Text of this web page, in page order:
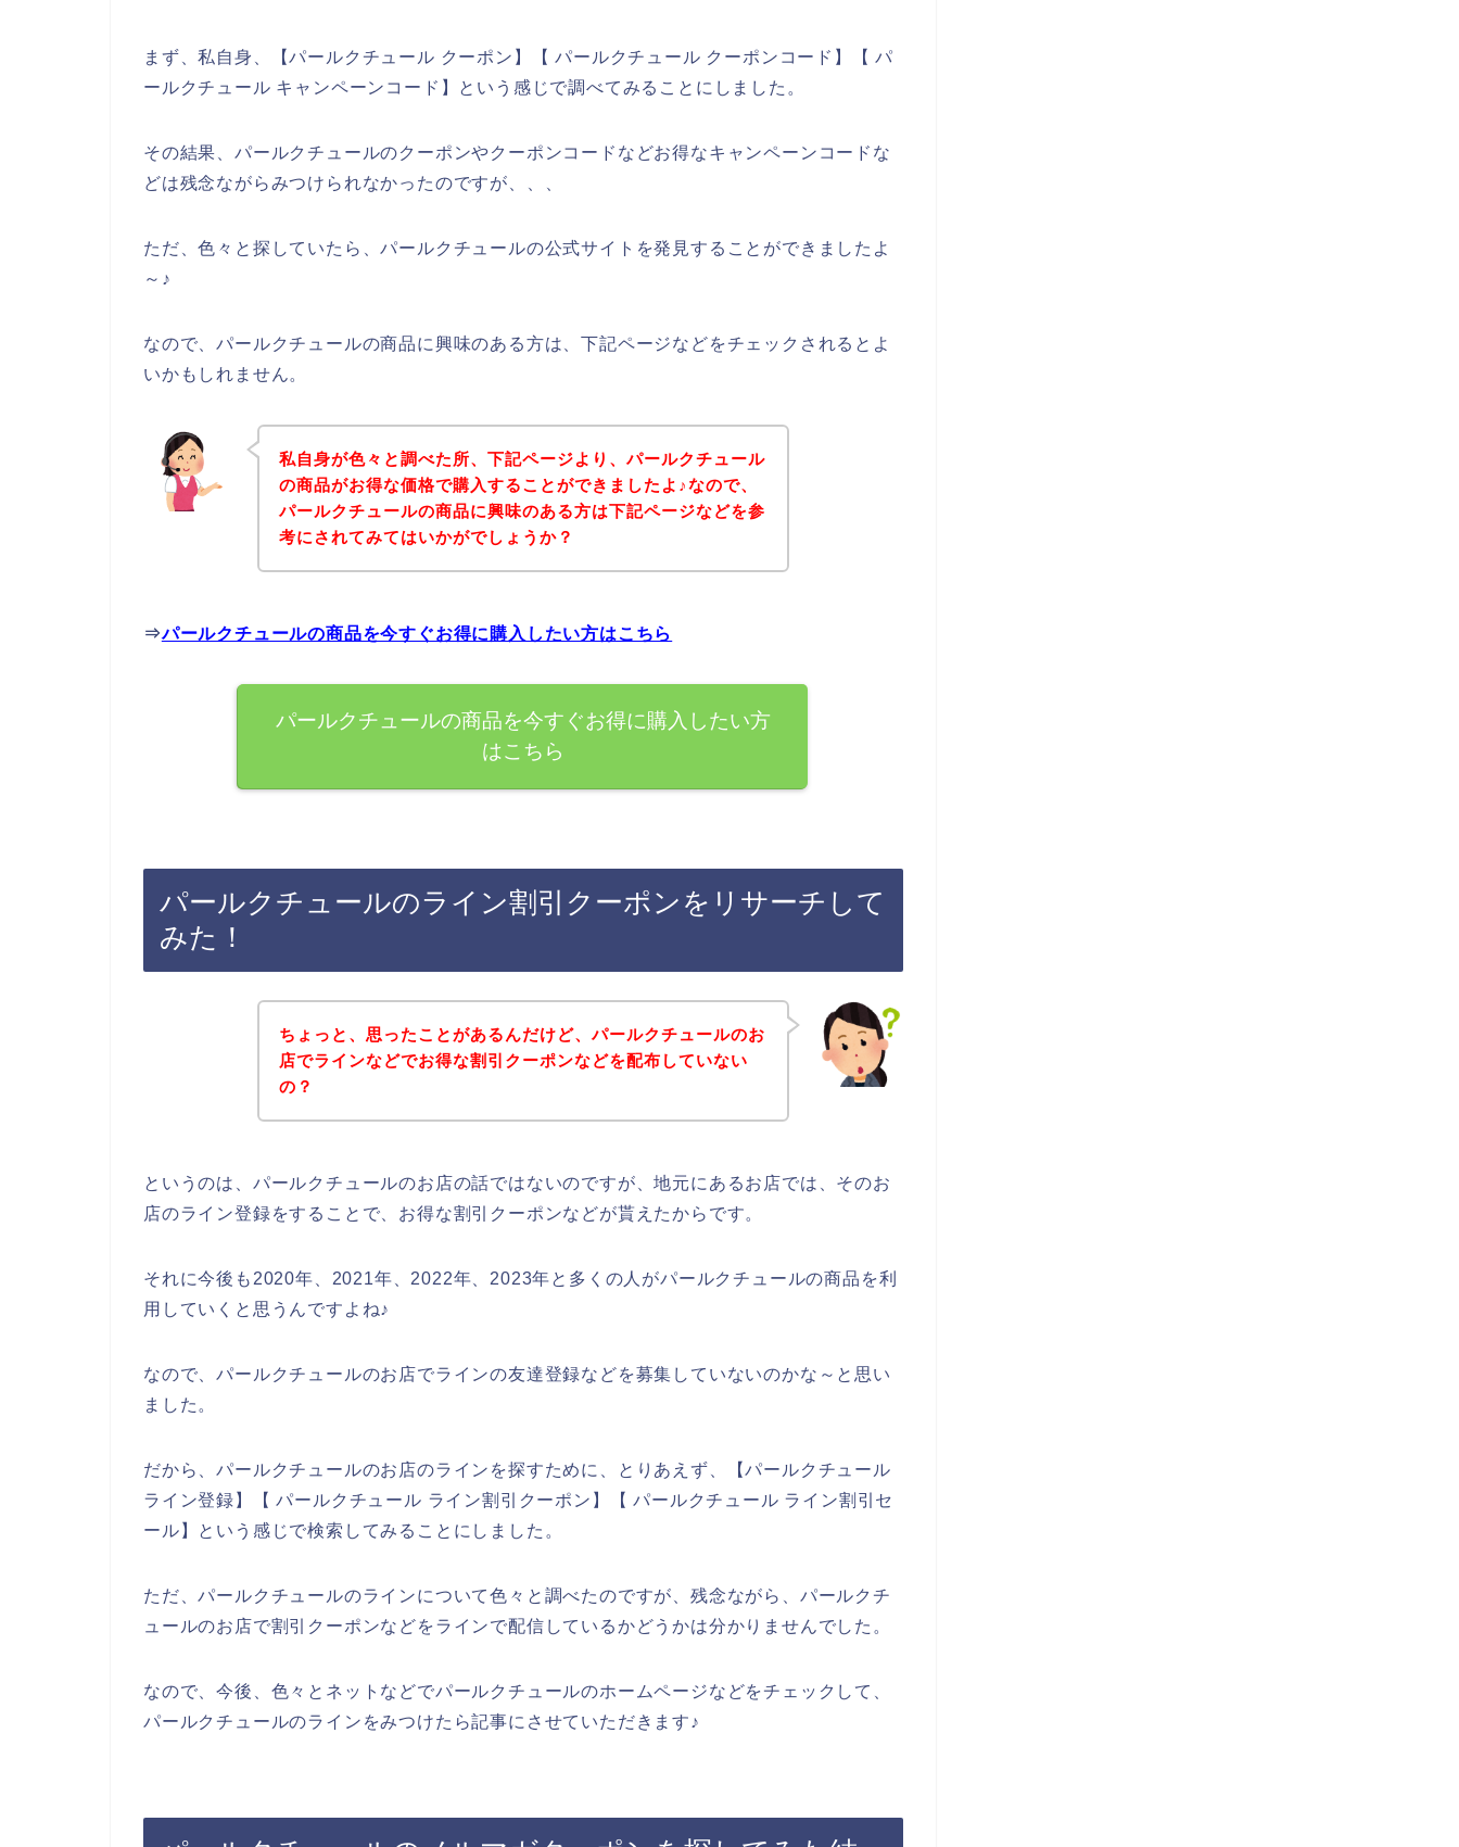
まず、私自身、【パールクチュール クーポン】【 パールクチュール クーポンコード】【 パ
ールクチュール キャンペーンコード】という感じで調べてみることにしました。
その結果、パールクチュールのクーポンやクーポンコードなどお得なキャンペーンコードな
どは残念ながらみつけられなかったのですが、、、
ただ、色々と探していたら、パールクチュールの公式サイトを発見することができましたよ
～♪
なので、パールクチュールの商品に興味のある方は、下記ページなどをチェックされるとよ
いかもしれません。
私自身が色々と調べた所、下記ページより、パールクチュール
の商品がお得な価格で購入することができましたよ♪なので、
パールクチュールの商品に興味のある方は下記ページなどを参
考にされてみてはいかがでしょうか？
⇒パールクチュールの商品を今すぐお得に購入したい方はこちら
パールクチュールの商品を今すぐお得に購入したい方
はこちら
パールクチュールのライン割引クーポンをリサーチして
みた！
ちょっと、思ったことがあるんだけど、パールクチュールのお
店でラインなどでお得な割引クーポンなどを配布していない
の？
というのは、パールクチュールのお店の話ではないのですが、地元にあるお店では、そのお
店のライン登録をすることで、お得な割引クーポンなどが貰えたからです。
それに今後も2020年、2021年、2022年、2023年と多くの人がパールクチュールの商品を利
用していくと思うんですよね♪
なので、パールクチュールのお店でラインの友達登録などを募集していないのかな～と思い
ました。
だから、パールクチュールのお店のラインを探すために、とりあえず、【パールクチュール
ライン登録】【 パールクチュール ライン割引クーポン】【 パールクチュール ライン割引セ
ール】という感じで検索してみることにしました。
ただ、パールクチュールのラインについて色々と調べたのですが、残念ながら、パールクチ
ュールのお店で割引クーポンなどをラインで配信しているかどうかは分かりませんでした。
なので、今後、色々とネットなどでパールクチュールのホームページなどをチェックして、
パールクチュールのラインをみつけたら記事にさせていただきます♪